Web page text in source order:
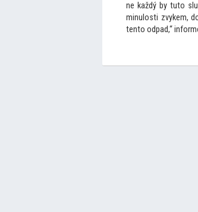
ne každý by tuto
minulosti zvykem,
tento odpad,“